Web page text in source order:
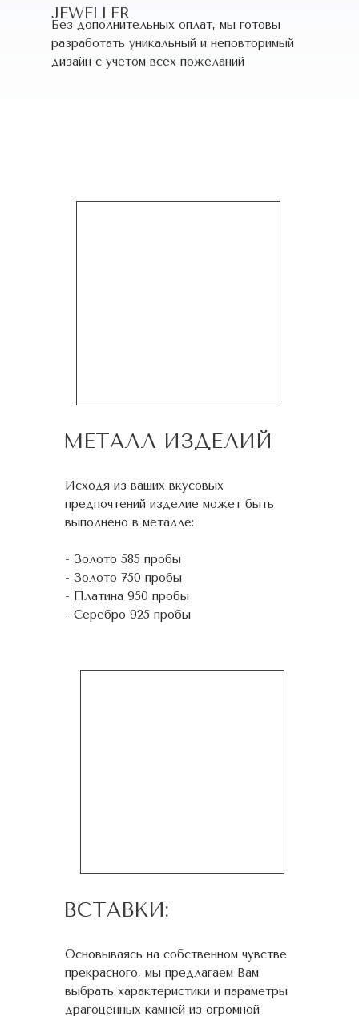
JEWELLER
Без дополнительных оплат, мы готовы
разработать уникальный и неповторимый
дизайн c учетом всех пожеланий
МЕТАЛЛ ИЗДЕЛИЙ
Исходя из ваших вкусовых
предпочтений изделие может быть
выполнено в металле:
- Золото 585 пробы
- Золото 750 пробы
- Платина 950 пробы
- Серебро 925 пробы
ВСТАВКИ:
Основываясь на собственном чувстве
прекрасного, мы предлагаем Вам
выбрать характеристики и параметры
драгоценных камней из огромной